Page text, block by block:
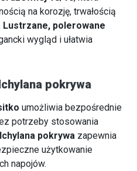
na korozję, trwałością
Lustrzane, polerowane
wygląd i ułatwia
pokrywa
umożliwia bezpośrednie
potrzeby stosowania
pokrywa zapewnia
użytkowanie
napojów.